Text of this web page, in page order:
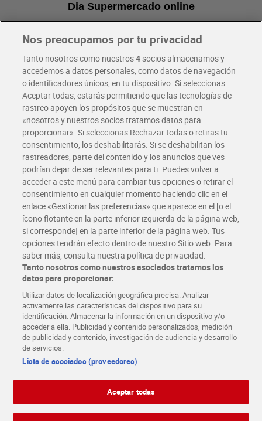
Dia Supermercado online
Pide hoy, recibe hoy
Envío gratis por compras superiores a 100€
Envío estandar por 4,99€
Glovo y Uber Eats
Solicita tu factura de Glovo o Uber Eats
Únete al CLUB Dia
Disfruta las ventajas y ofertas exclusivas.
Descárgate la APP Dia
Folletos y Tiendas
Descubre las mejores ofertas y busca tu tienda más cercana
Tarjeta MaX Dia
Te devuelve hasta 8€/mes de tus compras.
¡Solicita tu tarjeta de crédito aquí!
COMER MEJOR CADA DIA
COLABORA CON DIA ABRE TU TIENDA DIA CORPORATE
Nos preocupamos por tu privacidad
Tanto nosotros como nuestros4socios almacenamos y
accedemos a datos personales, como datos de navegación
o identificadores únicos, en tu dispositivo. Si seleccionas
Aceptar todas, estarás permitiendo que las tecnologías de
rastreo apoyen los propósitos que se muestran en
«nosotros y nuestros socios tratamos datos para
proporcionar». Si seleccionas Rechazar todas o retiras tu
consentimiento, los deshabilitarás. Si se deshabilitan los
rastreadores, parte del contenido y los anuncios que ves
podrían dejar de ser relevantes para ti. Puedes volver a
acceder a este menú para cambiar tus opciones o retirar el
consentimiento en cualquier momento haciendo clic en el
enlace «Gestionar las preferencias» que aparece en el [o el
ícono flotante en la parte inferior izquierda de la página web,
si corresponde] en la parte inferior de la página web. Tus
opciones tendrán efecto dentro de nuestro Sitio web. Para
saber más, consulta nuestra política de privacidad.
Tanto nosotros como nuestros asociados tratamos los
datos para proporcionar:
Utilizar datos de localización geográfica precisa. Analizar
activamente las características del dispositivo para su
identificación. Almacenar la información en un dispositivo y/o
acceder a ella. Publicidad y contenido personalizados, medición
de publicidad y contenido, investigación de audiencia y desarrollo
de servicios.
Lista de asociados (proveedores)
Aceptar todas